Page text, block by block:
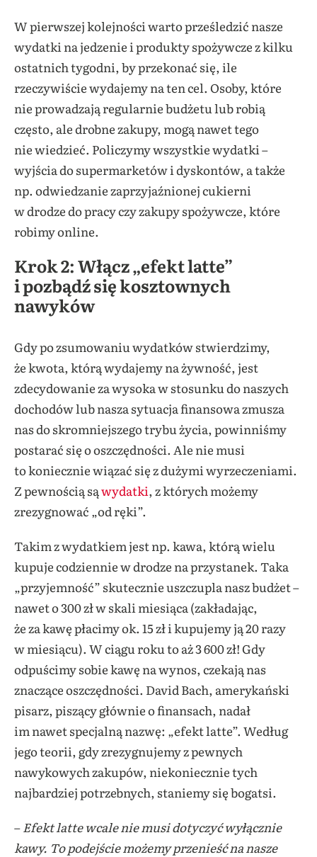
W pierwszej kolejności warto prześledzić nasze
wydatki na jedzenie i produkty spożywcze z kilku
ostatnich tygodni, by przekonać się, ile
rzeczywiście wydajemy na ten cel. Osoby, które
nie prowadzają regularnie budżetu lub robią
często, ale drobne zakupy, mogą nawet tego
nie wiedzieć. Policzymy wszystkie wydatki –
wyjścia do supermarketów i dyskontów, a także
np. odwiedzanie zaprzyjaźnionej cukierni
w drodze do pracy czy zakupy spożywcze, które
robimy online.
Krok 2: Włącz „efekt latte”
i pozbądź się kosztownych
nawyków
Gdy po zsumowaniu wydatków stwierdzimy,
że kwota, którą wydajemy na żywność, jest
zdecydowanie za wysoka w stosunku do naszych
dochodów lub nasza sytuacja finansowa zmusza
nas do skromniejszego trybu życia, powinniśmy
postarać się o oszczędności. Ale nie musi
to koniecznie wiązać się z dużymi wyrzeczeniami.
Z pewnością sąwydatki, z których możemy
zrezygnować „od ręki”.
Takim z wydatkiem jest np. kawa, którą wielu
kupuje codziennie w drodze na przystanek. Taka
„przyjemność” skutecznie uszczupla nasz budżet –
nawet o 300 zł w skali miesiąca (zakładając,
że za kawę płacimy ok. 15 zł i kupujemy ją 20 razy
w miesiącu). W ciągu roku to aż 3 600 zł! Gdy
odpuścimy sobie kawę na wynos, czekają nas
znaczące oszczędności. David Bach, amerykański
pisarz, piszący głównie o finansach, nadał
im nawet specjalną nazwę: „efekt latte”. Według
jego teorii, gdy zrezygnujemy z pewnych
nawykowych zakupów, niekoniecznie tych
najbardziej potrzebnych, staniemy się bogatsi.
– Efekt latte wcale nie musi dotyczyć wyłącznie
kawy. To podejście możemy przenieść na nasze